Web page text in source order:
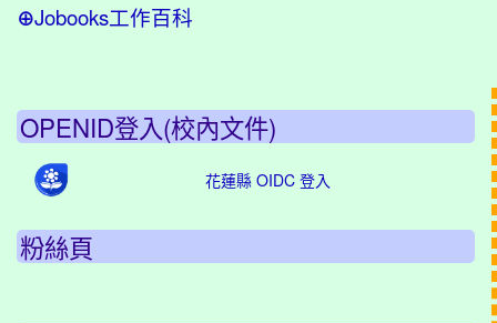
⊕Jobooks工作百科
OPENID登入(校內文件)
花蓮縣 OIDC 登入
粉絲頁